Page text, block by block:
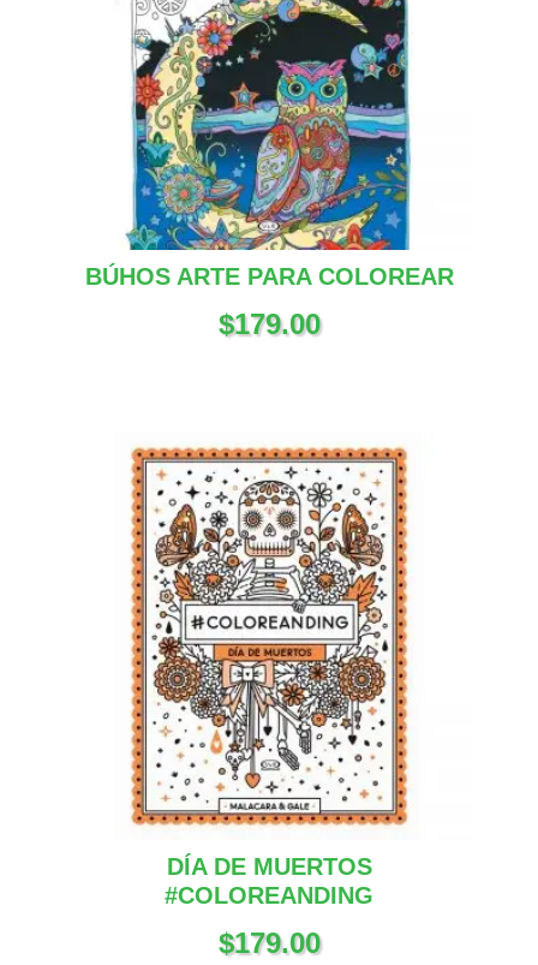
BÚHOS ARTE PARA COLOREAR
$179.00
DÍA DE MUERTOS
#COLOREANDING
$179.00